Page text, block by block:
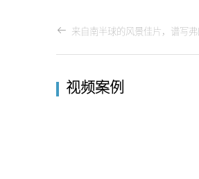
来自南半球的风景佳片，谱写
视频案例